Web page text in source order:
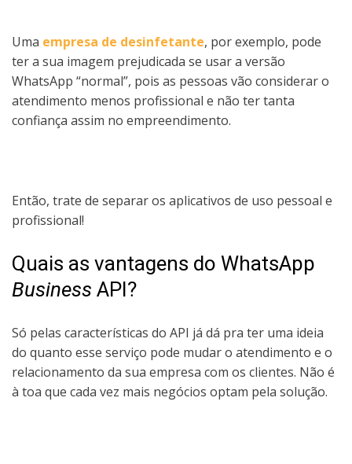
Uma empresa de desinfetante, por exemplo, pode
ter a sua imagem prejudicada se usar a versão
WhatsApp “normal”, pois as pessoas vão considerar o
atendimento menos profissional e não ter tanta
confiança assim no empreendimento.
Então, trate de separar os aplicativos de uso pessoal e
profissional!
Quais as vantagens do WhatsApp
Business API?
Só pelas características do API já dá pra ter uma ideia
do quanto esse serviço pode mudar o atendimento e o
relacionamento da sua empresa com os clientes. Não é
à toa que cada vez mais negócios optam pela solução.